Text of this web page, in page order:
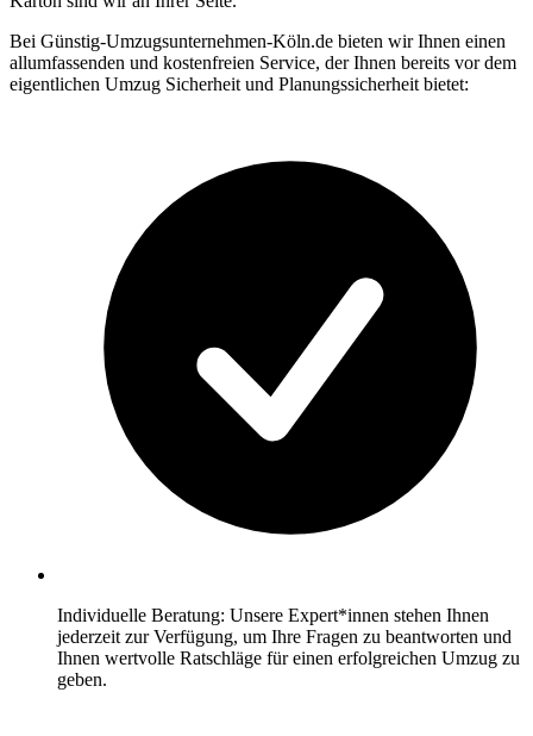
Bei Günstig-Umzugsunternehmen-Köln.de bieten wir Ihnen einen
allumfassenden und kostenfreien Service, der Ihnen bereits vor dem
eigentlichen Umzug Sicherheit und Planungssicherheit bietet:
Individuelle Beratung: Unsere Expert*innen stehen Ihnen
jederzeit zur Verfügung, um Ihre Fragen zu beantworten und
Ihnen wertvolle Ratschläge für einen erfolgreichen Umzug zu
geben.